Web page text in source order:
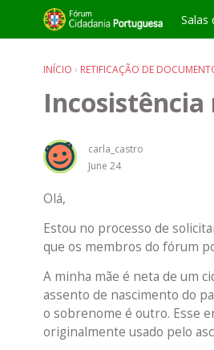
Salas
INÍCIO › RETIFICAÇÃO DE
carla_castro
June 24
Olá,
Estou no processo de
que os membros do fórum
A minha mãe é neta de um
assento de nascimento do
o sobrenome é outro. Esse
originalmente usado pelo